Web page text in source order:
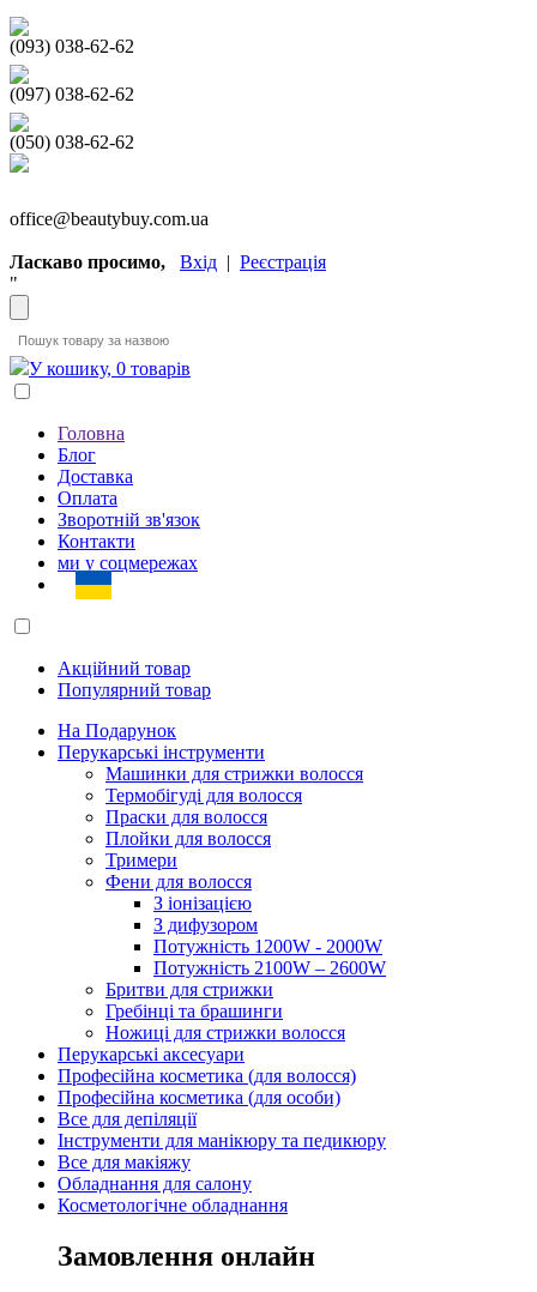
(093) 038-62-62
(097) 038-62-62
(050) 038-62-62
office@beautybuy.com.ua
Ласкаво просимо, Вхід | Реєстрація
"
У кошику, 0 товарів
Головна
Блог
Доставка
Оплата
Зворотній зв'язок
Контакти
ми у соцмережах
Акційний товар
Популярний товар
На Подарунок
Перукарські інструменти
Машинки для стрижки волосся
Термобігуді для волосся
Праски для волосся
Плойки для волосся
Тримери
Фени для волосся
З іонізацією
З дифузором
Потужність 1200W - 2000W
Потужність 2100W – 2600W
Бритви для стрижки
Гребінці та брашинги
Ножиці для стрижки волосся
Перукарські аксесуари
Професійна косметика (для волосся)
Професійна косметика (для особи)
Все для депіляції
Інструменти для манікюру та педикюру
Все для макіяжу
Обладнання для салону
Косметологічне обладнання
Замовлення онлайн